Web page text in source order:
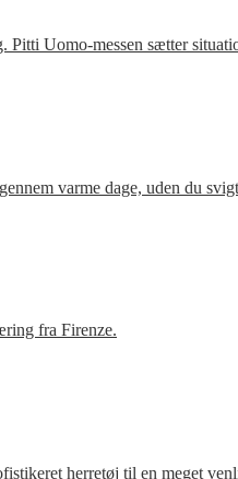
Uomo-messen sætter
varme dage, uden du
fra Firenze.
herretøj til en meget